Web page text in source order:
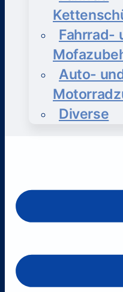
Fahrrad-
Auto-
Diverse